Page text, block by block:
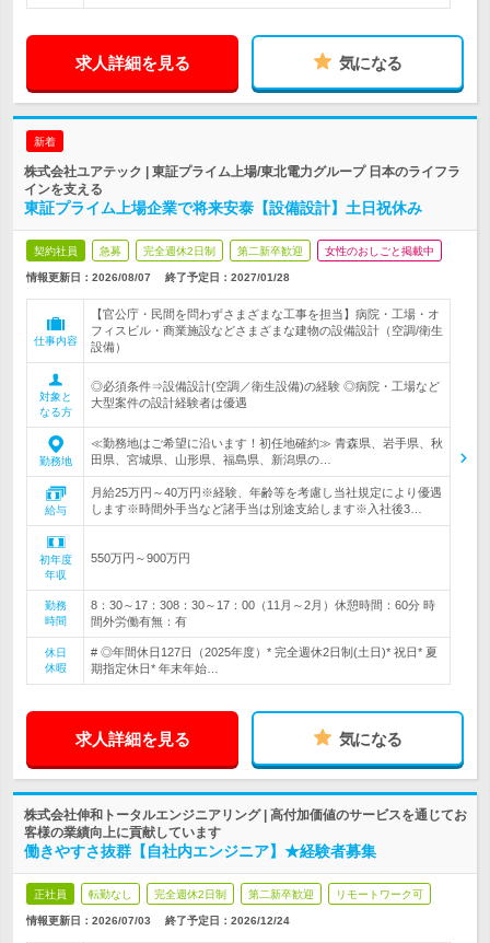
求人詳細を見る 気になる
新着
株式会社ユアテック | 東証プライム上場/東北電力グループ 日本のライフラ
インを支える
東証プライム上場企業で将来安泰【設備設計】土日祝休み
契約社員 急募 完全週休2日制 第二新卒歓迎 女性のおしごと掲載中
情報更新日：2026/08/07 終了予定日： 2027/01/28
仕事内容
【官公庁・民間を問わずさまざまな工事を担当】病院・工場・オ
フィスビル・商業施設などさまざまな建物の設備設計（空調/衛生
設備）
対象と
なる方
◎必須条件⇒設備設計(空調／衛生設備)の経験 ◎病院・工場など
大型案件の設計経験者は優遇
勤務地
≪勤務地はご希望に沿います！初任地確約≫ 青森県、岩手県、秋
田県、宮城県、山形県、福島県、新潟県の…
給与
月給25万円～40万円※経験、年齢等を考慮し当社規定により優遇
します※時間外手当など諸手当は別途支給します※入社後3…
初年度
年収
550万円～900万円
勤務
時間
8：30～17：308：30～17：00（11月～2月）休憩時間：60分 時
間外労働有無：有
休日
休暇
# ◎年間休日127日（2025年度）* 完全週休2日制(土日)* 祝日* 夏
期指定休日* 年末年始…
求人詳細を見る 気になる
株式会社伸和トータルエンジニアリング | 高付加価値のサービスを通じてお
客様の業績向上に貢献しています
働きやすさ抜群【自社内エンジニア】★経験者募集
正社員 転勤なし 完全週休2日制 第二新卒歓迎 リモートワーク可
情報更新日：2026/07/03 終了予定日： 2026/12/24